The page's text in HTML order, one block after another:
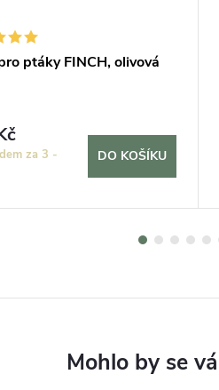
ptáky FINCH, olivová
za 3 -
DO KOŠÍKU